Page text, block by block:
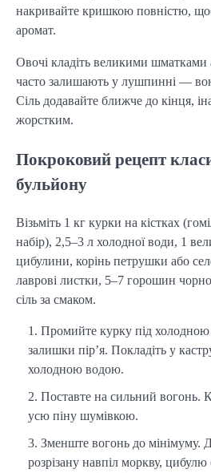
накривайте кришкою повністю,
аромат.
Овочі кладіть великими
часто залишають у лушпинні —
Сіль додавайте ближче до кінця,
жорстким.
Покроковий рецепт
бульйону
Візьміть 1 кг курки на кістках
набір), 2,5–3 л холодної води, 1
цибулини, корінь петрушки або
лаврові листки, 5–7 горошин
сіль за смаком.
Промийте курку під холодною
залишки пір’я. Покладіть у
холодною водою.
Поставте на сильний вогонь.
усю піну шумівкою.
Зменште вогонь до мінімуму.
розрізану навпіл моркву,